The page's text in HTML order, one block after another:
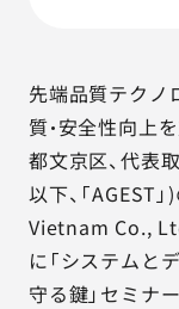
セミナー・イベント
事例紹介
品質コラム
会社情報
先端品質テクノ
質・安全性向上
都文京区、代表
以下、「AGEST
Vietnam Co.,
に「システムと
守る鍵」セミナ